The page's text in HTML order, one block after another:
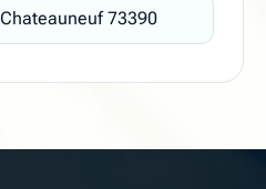
73390